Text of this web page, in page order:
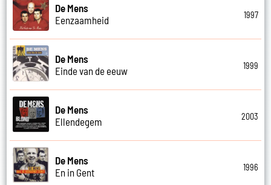
De Mens
Eenzaamheid
1997
De Mens
Einde van de eeuw
1999
De Mens
Ellendegem
2003
De Mens
En in Gent
1996